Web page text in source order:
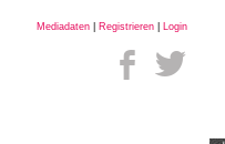
Mediadaten| Registrieren| Login